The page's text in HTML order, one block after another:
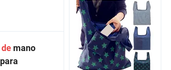
de mano
para
Unicornio Mochila escolar
de poliéster con bolsa de
almuerzo y la Bolsa de
lápiz